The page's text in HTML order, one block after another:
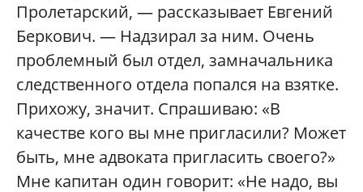
Пролетарский, — рассказывает Евгений
Беркович. — Надзирал за ним. Очень
проблемный был отдел, замначальника
следственного отдела попался на взятке.
Прихожу, значит. Спрашиваю: «В
качестве кого вы мне пригласили? Может
быть, мне адвоката пригласить своего?»
Мне капитан один говорит: «Не надо, вы